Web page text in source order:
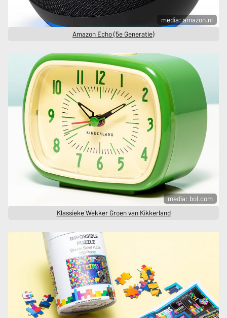
media: amazon.nl
Amazon Echo (5e Generatie)
media: bol.com
Klassieke Wekker Groen van Kikkerland